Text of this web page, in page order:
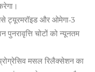
ट्यूरमरॉइड और ओमेगा‑3
चोटों को न्यूनतम
मसल रिलैक्सेशन का